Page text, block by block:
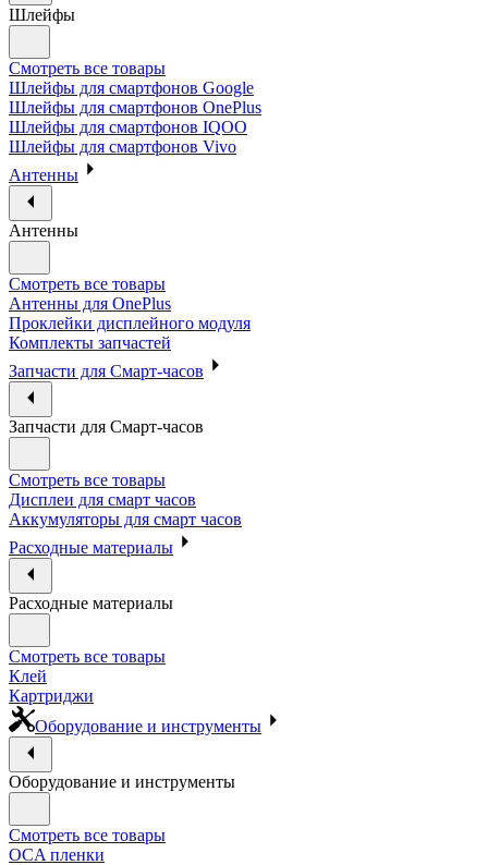
Шлейфы
Смотреть все товары
Шлейфы для смартфонов Google
Шлейфы для смартфонов OnePlus
Шлейфы для смартфонов IQOO
Шлейфы для смартфонов Vivo
Антенны
Антенны
Смотреть все товары
Антенны для OnePlus
Проклейки дисплейного модуля
Комплекты запчастей
Запчасти для Смарт-часов
Запчасти для Смарт-часов
Смотреть все товары
Дисплеи для смарт часов
Аккумуляторы для смарт часов
Расходные материалы
Расходные материалы
Смотреть все товары
Клей
Картриджи
Оборудование и инструменты
Оборудование и инструменты
Смотреть все товары
OCA пленки